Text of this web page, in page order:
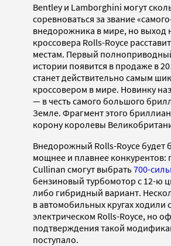
Bentley и Lamborghini могут
соревноваться за звание
внедорожника в мире, но выход
кроссовера Rolls-Royce
местам. Первый
истории появится в продаже в
станет действительно самым
кроссовером в мире. Новинку
— в честь самого большого
Земле. Фрагмент этого
корону королевы
Внедорожный Rolls-Royce будет
мощнее и плавнее конкурентов:
Cullinan смогут выбрать700-
бензиновый турбомотор с 12-ю
либо гибридный вариант.
в автомобильных кругах ходили
электрическом Rolls-Royce, но
подтверждения такой
поступало.